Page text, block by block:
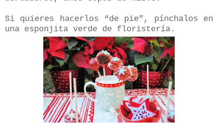
Si quieres hacerlos “de pie”, pínchalos en
una esponjita verde de floristería.